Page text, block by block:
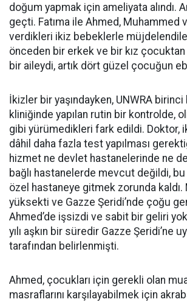
doğum yapmak için ameliyata alındı.
geçti. Fatıma ile Ahmed, Muhammed
verdikleri ikiz bebeklerle
önceden bir erkek ve bir kız
bir aileydi, artık dört güzel çocuğun
İkizler bir yaşındayken, UNWRA
kliniğinde yapılan rutin bir kontrolde,
gibi yürümedikleri fark edildi. Doktor,
dâhil daha fazla test yapılması
hizmet ne devlet hastanelerinde ne de
bağlı hastanelerde mevcut değildi,
özel hastaneye gitmek zorunda
yüksekti ve Gazze Şeridi’nde çoğu
Ahmed’de işsizdi ve sabit bir geliri
yılı aşkın bir süredir Gazze Şeridi’ne
tarafından belirlenmişti.
Ahmed, çocukları için gerekli olan
masraflarını karşılayabilmek için